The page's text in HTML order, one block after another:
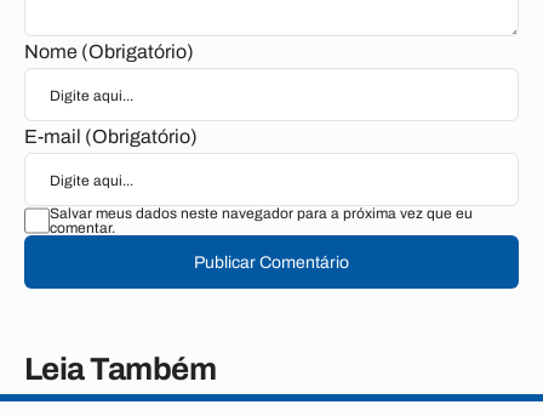
Nome (Obrigatório)
E-mail (Obrigatório)
Salvar meus dados neste navegador para a próxima vez que eu
comentar.
Publicar Comentário
Leia Também